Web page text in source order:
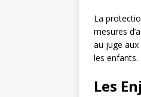
La
mesures
au juge
les enfants.
Les